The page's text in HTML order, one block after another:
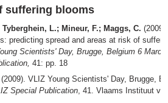
suffering blooms
L.; Mineur, F.; Maggs, C.
predicting spread and areas at risk of
Scientists' Day, Brugge, Belgium 6
41: pp. 18
(2009). VLIZ Young Scientists' Day, Brugge,
Special Publication, 41. Vlaams Instituut